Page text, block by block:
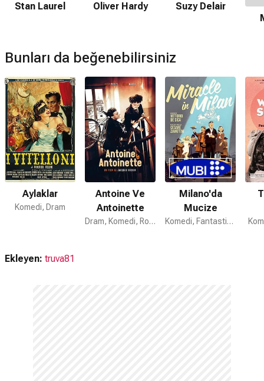
Stan Laurel Oliver Hardy
Suzy Delair
Bunları da beğenebilirsiniz
Aylaklar
Komedi, Dram
Antoine Ve
Antoinette
Dram, Komedi, Romantik
Milano'da
Mucize
Komedi, Fantastik, Dram
Ekleyen: truva81